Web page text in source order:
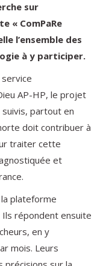
sur
« ComPaRe
l’ensemble des
à y participer.
service
AP-HP, le projet
partout en
doit contribuer à
traiter cette
et
plateforme
Ils répondent ensuite
en y
mois. Leurs